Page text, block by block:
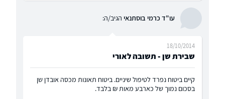
עו"ד כרמי בוסתנאי הגיב/ה:
שבירת שן - תשובה לאורי
18/10/2014
קיים ביטוח נפרד לטיפול שיניים. ביטוח תאונות מכסה אובדן שן
בסכום נמוך של כארבע מאות ₪ בלבד.